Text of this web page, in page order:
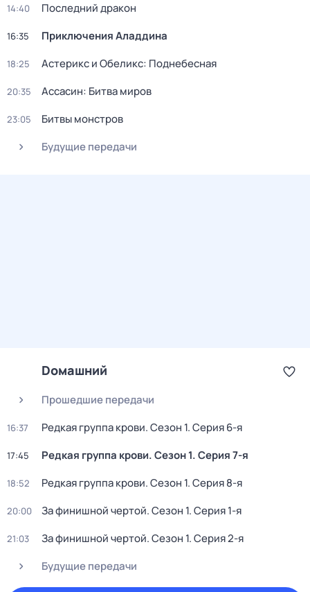
14:40 Последний дракон
16:35 Приключения Аладдина
18:25 Астерикс и Обеликс: Поднебесная
20:35 Ассасин: Битва миров
23:05
Битвы монстров
Будущие передачи
Dомашний
Прошедшие передачи
16:37 Редкая группа крови. Сезон 1. Серия 6-я
17:45 Редкая группа крови. Сезон 1. Серия 7-я
18:52 Редкая группа крови. Сезон 1. Серия 8-я
20:00 За финишной чертой. Сезон 1. Серия 1-я
21:03 За финишной чертой. Сезон 1. Серия 2-я
Будущие передачи